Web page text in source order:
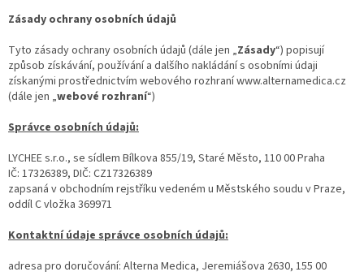
Zásady ochrany osobních údajů
Tyto zásady ochrany osobních údajů (dále jen „Zásady“) popisují
způsob získávání, používání a dalšího nakládání s osobními údaji
získanými prostřednictvím webového rozhraní www.alternamedica.cz
(dále jen „webové rozhraní“)
Správce osobních údajů:
LYCHEE s.r.o., se sídlem Bílkova 855/19, Staré Město, 110 00 Praha
IČ: 17326389, DIČ: CZ17326389
zapsaná v obchodním rejstříku vedeném u Městského soudu v Praze,
oddíl C vložka 369971
Kontaktní údaje správce osobních údajů:
adresa pro doručování: Alterna Medica, Jeremiášova 2630, 155 00